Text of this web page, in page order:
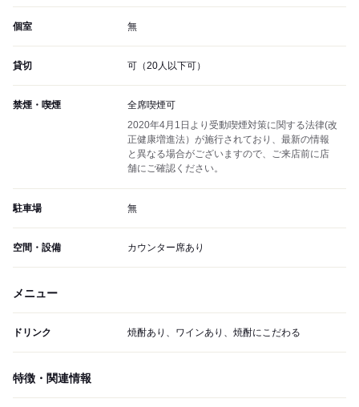
個室 無
貸切 可（20人以下可）
禁煙・喫煙
全席喫煙可
2020年4月1日より受動喫煙対策に関する法律(改
正健康増進法）が施行されており、最新の情報
と異なる場合がございますので、ご来店前に店
舗にご確認ください。
駐車場 無
空間・設備 カウンター席あり
メニュー
ドリンク 焼酎あり、ワインあり、焼酎にこだわる
特徴・関連情報